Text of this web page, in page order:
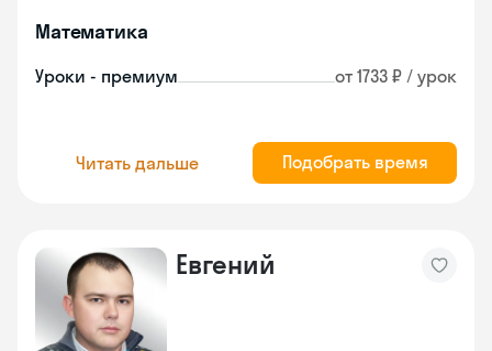
Математика
Уроки - премиум от 1733 ₽ / урок
Читать дальше Подобрать время
Евгений